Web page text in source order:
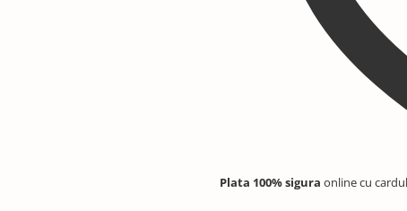
Plata 100% sigura online cu cardul